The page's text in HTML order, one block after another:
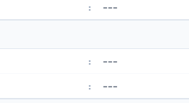
: ---
: ---
: ---